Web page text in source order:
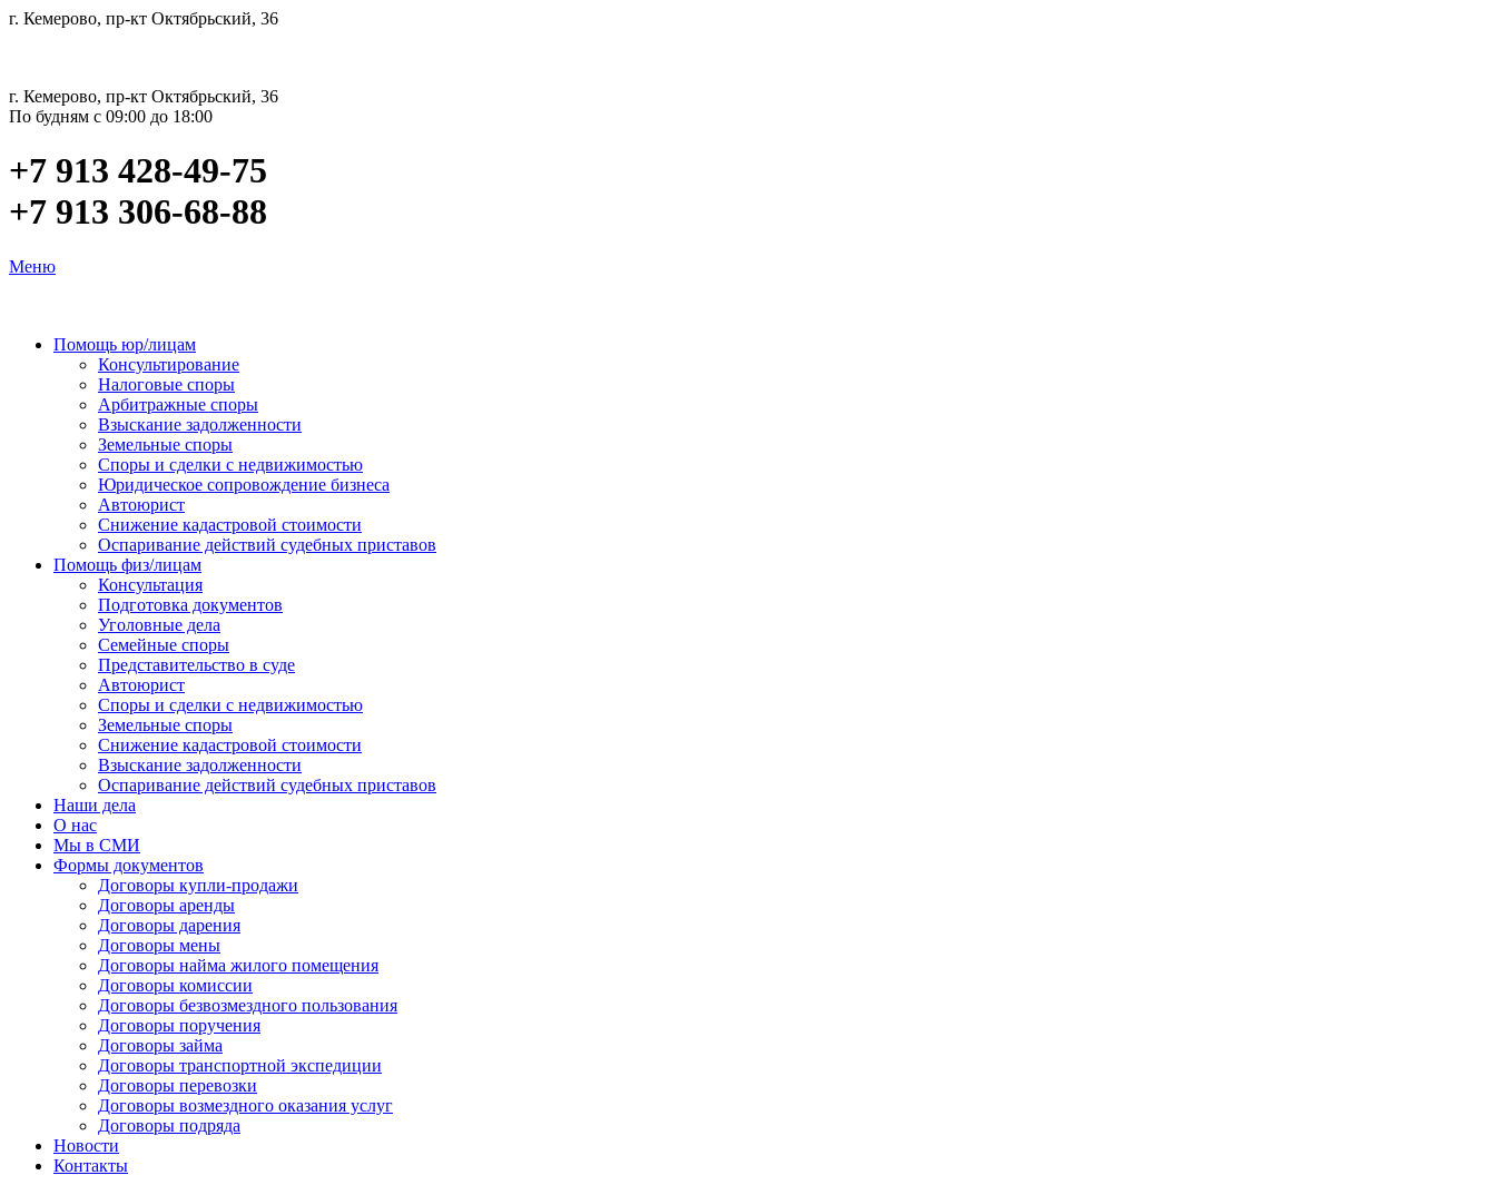
г. Кемерово, пр-кт Октябрьский, 36
г. Кемерово, пр-кт Октябрьский, 36
По будням с 09:00 до 18:00
+7 913 428-49-75
+7 913 306-68-88
Меню
Помощь юр/лицам
Консультирование
Налоговые споры
Арбитражные споры
Взыскание задолженности
Земельные споры
Споры и сделки с недвижимостью
Юридическое сопровождение бизнеса
Автоюрист
Снижение кадастровой стоимости
Оспаривание действий судебных приставов
Помощь физ/лицам
Консультация
Подготовка документов
Уголовные дела
Семейные споры
Представительство в суде
Автоюрист
Споры и сделки с недвижимостью
Земельные споры
Снижение кадастровой стоимости
Взыскание задолженности
Оспаривание действий судебных приставов
Наши дела
О нас
Мы в СМИ
Формы документов
Договоры купли-продажи
Договоры аренды
Договоры дарения
Договоры мены
Договоры найма жилого помещения
Договоры комиссии
Договоры безвозмездного пользования
Договоры поручения
Договоры займа
Договоры транспортной экспедиции
Договоры перевозки
Договоры возмездного оказания услуг
Договоры подряда
Новости
Контакты